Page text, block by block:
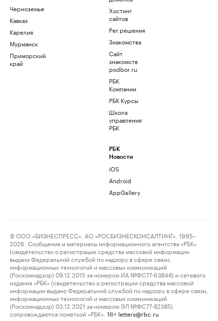
Черноземье
Кавказ
Карелия
Мурманск
Приморский
край
Хостинг
сайтов
Рег.решения
Знакомства
Сайт
знакомств
podbor.ru
РБК
Компании
РБК Курсы
Школа
управления
РБК
РБК
Новости
iOS
Android
AppGallery
© ООО «БИЗНЕСПРЕСС», АО «РОСБИЗНЕСКОНСАЛТИНГ», 1995–
2026. Сообщения и материалы информационного агентства «РБК»
(свидетельство о регистрации средства массовой информации
выдано Федеральной службой по надзору в сфере связи,
информационных технологий и массовых коммуникаций
(Роскомнадзор) 09.12.2015 за номером ИА №ФС77-63848) и сетевого
издания «РБК» (свидетельство о регистрации средства массовой
информации выдано Федеральной службой по надзору в сфере связи,
информационных технологий и массовых коммуникаций
(Роскомнадзор) 03.12.2021 за номером ЭЛ №ФС77-82385)
сопровождаются пометкой «РБК».
18+ letters@rbc.ru